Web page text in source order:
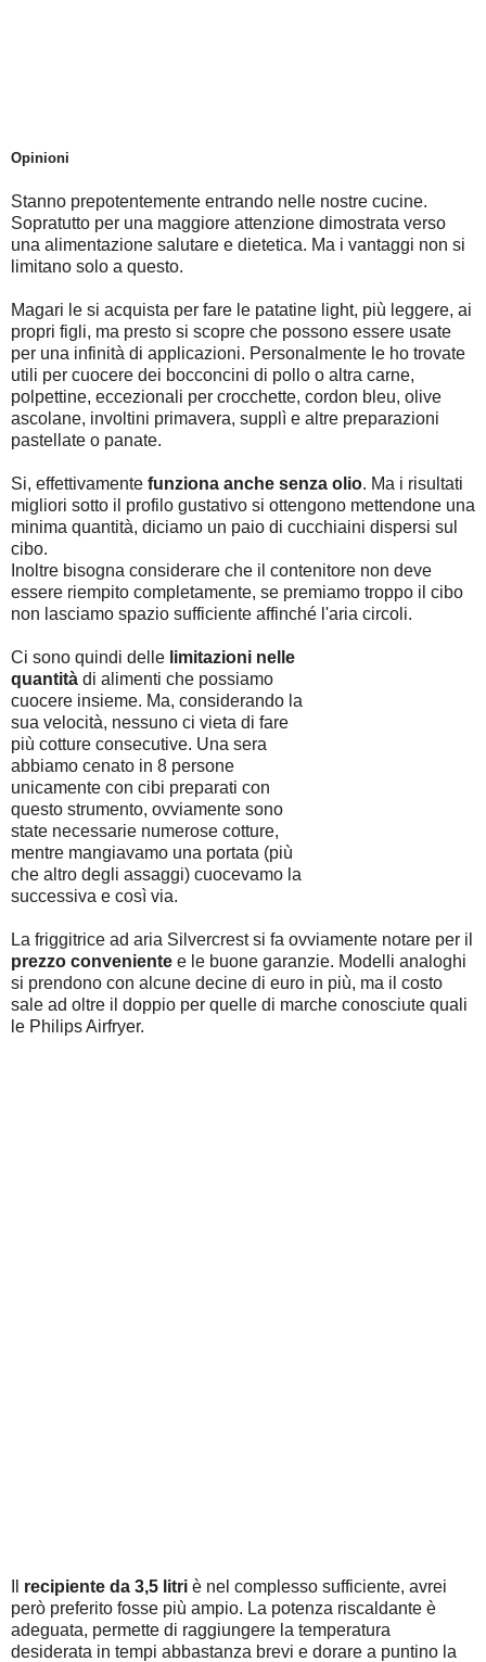
Opinioni
Stanno prepotentemente entrando nelle nostre cucine.
Sopratutto per una maggiore attenzione dimostrata verso
una alimentazione salutare e dietetica. Ma i vantaggi non si
limitano solo a questo.
Magari le si acquista per fare le patatine light, più leggere, ai
propri figli, ma presto si scopre che possono essere usate
per una infinità di applicazioni. Personalmente le ho trovate
utili per cuocere dei bocconcini di pollo o altra carne,
polpettine, eccezionali per crocchette, cordon bleu, olive
ascolane, involtini primavera, supplì e altre preparazioni
pastellate o panate.
Si, effettivamente funziona anche senza olio. Ma i risultati
migliori sotto il profilo gustativo si ottengono mettendone una
minima quantità, diciamo un paio di cucchiaini dispersi sul
cibo.
Inoltre bisogna considerare che il contenitore non deve
essere riempito completamente, se premiamo troppo il cibo
non lasciamo spazio sufficiente affinché l'aria circoli.
Ci sono quindi delle limitazioni nelle
quantità di alimenti che possiamo
cuocere insieme. Ma, considerando la
sua velocità, nessuno ci vieta di fare
più cotture consecutive. Una sera
abbiamo cenato in 8 persone
unicamente con cibi preparati con
questo strumento, ovviamente sono
state necessarie numerose cotture,
mentre mangiavamo una portata (più
che altro degli assaggi) cuocevamo la
successiva e così via.
La friggitrice ad aria Silvercrest si fa ovviamente notare per il
prezzo conveniente e le buone garanzie. Modelli analoghi
si prendono con alcune decine di euro in più, ma il costo
sale ad oltre il doppio per quelle di marche conosciute quali
le Philips Airfryer.
recipiente da 3,5 litri è nel complesso sufficiente, avrei
però preferito fosse più ampio. La potenza riscaldante è
adeguata, permette di raggiungere la temperatura
desiderata in tempi abbastanza brevi e dorare a puntino la